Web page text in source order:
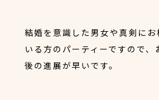
結婚を意識した男女や真剣にお
いる方のパーティーですので、
後の進展が早いです。